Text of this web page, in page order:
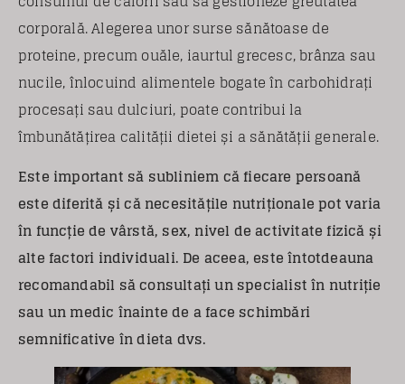
corporală. Alegerea unor surse sănătoase de
proteine, precum ouăle, iaurtul grecesc, brânza sau
nucile, înlocuind alimentele bogate în carbohidrați
procesați sau dulciuri, poate contribui la
îmbunătățirea calității dietei și a sănătății generale.
Este important să subliniem că fiecare persoană
este diferită și că necesitățile nutriționale pot varia
în funcție de vârstă, sex, nivel de activitate fizică și
alte factori individuali. De aceea, este întotdeauna
recomandabil să consultați un specialist în nutriție
sau un medic înainte de a face schimbări
semnificative în dieta dvs.